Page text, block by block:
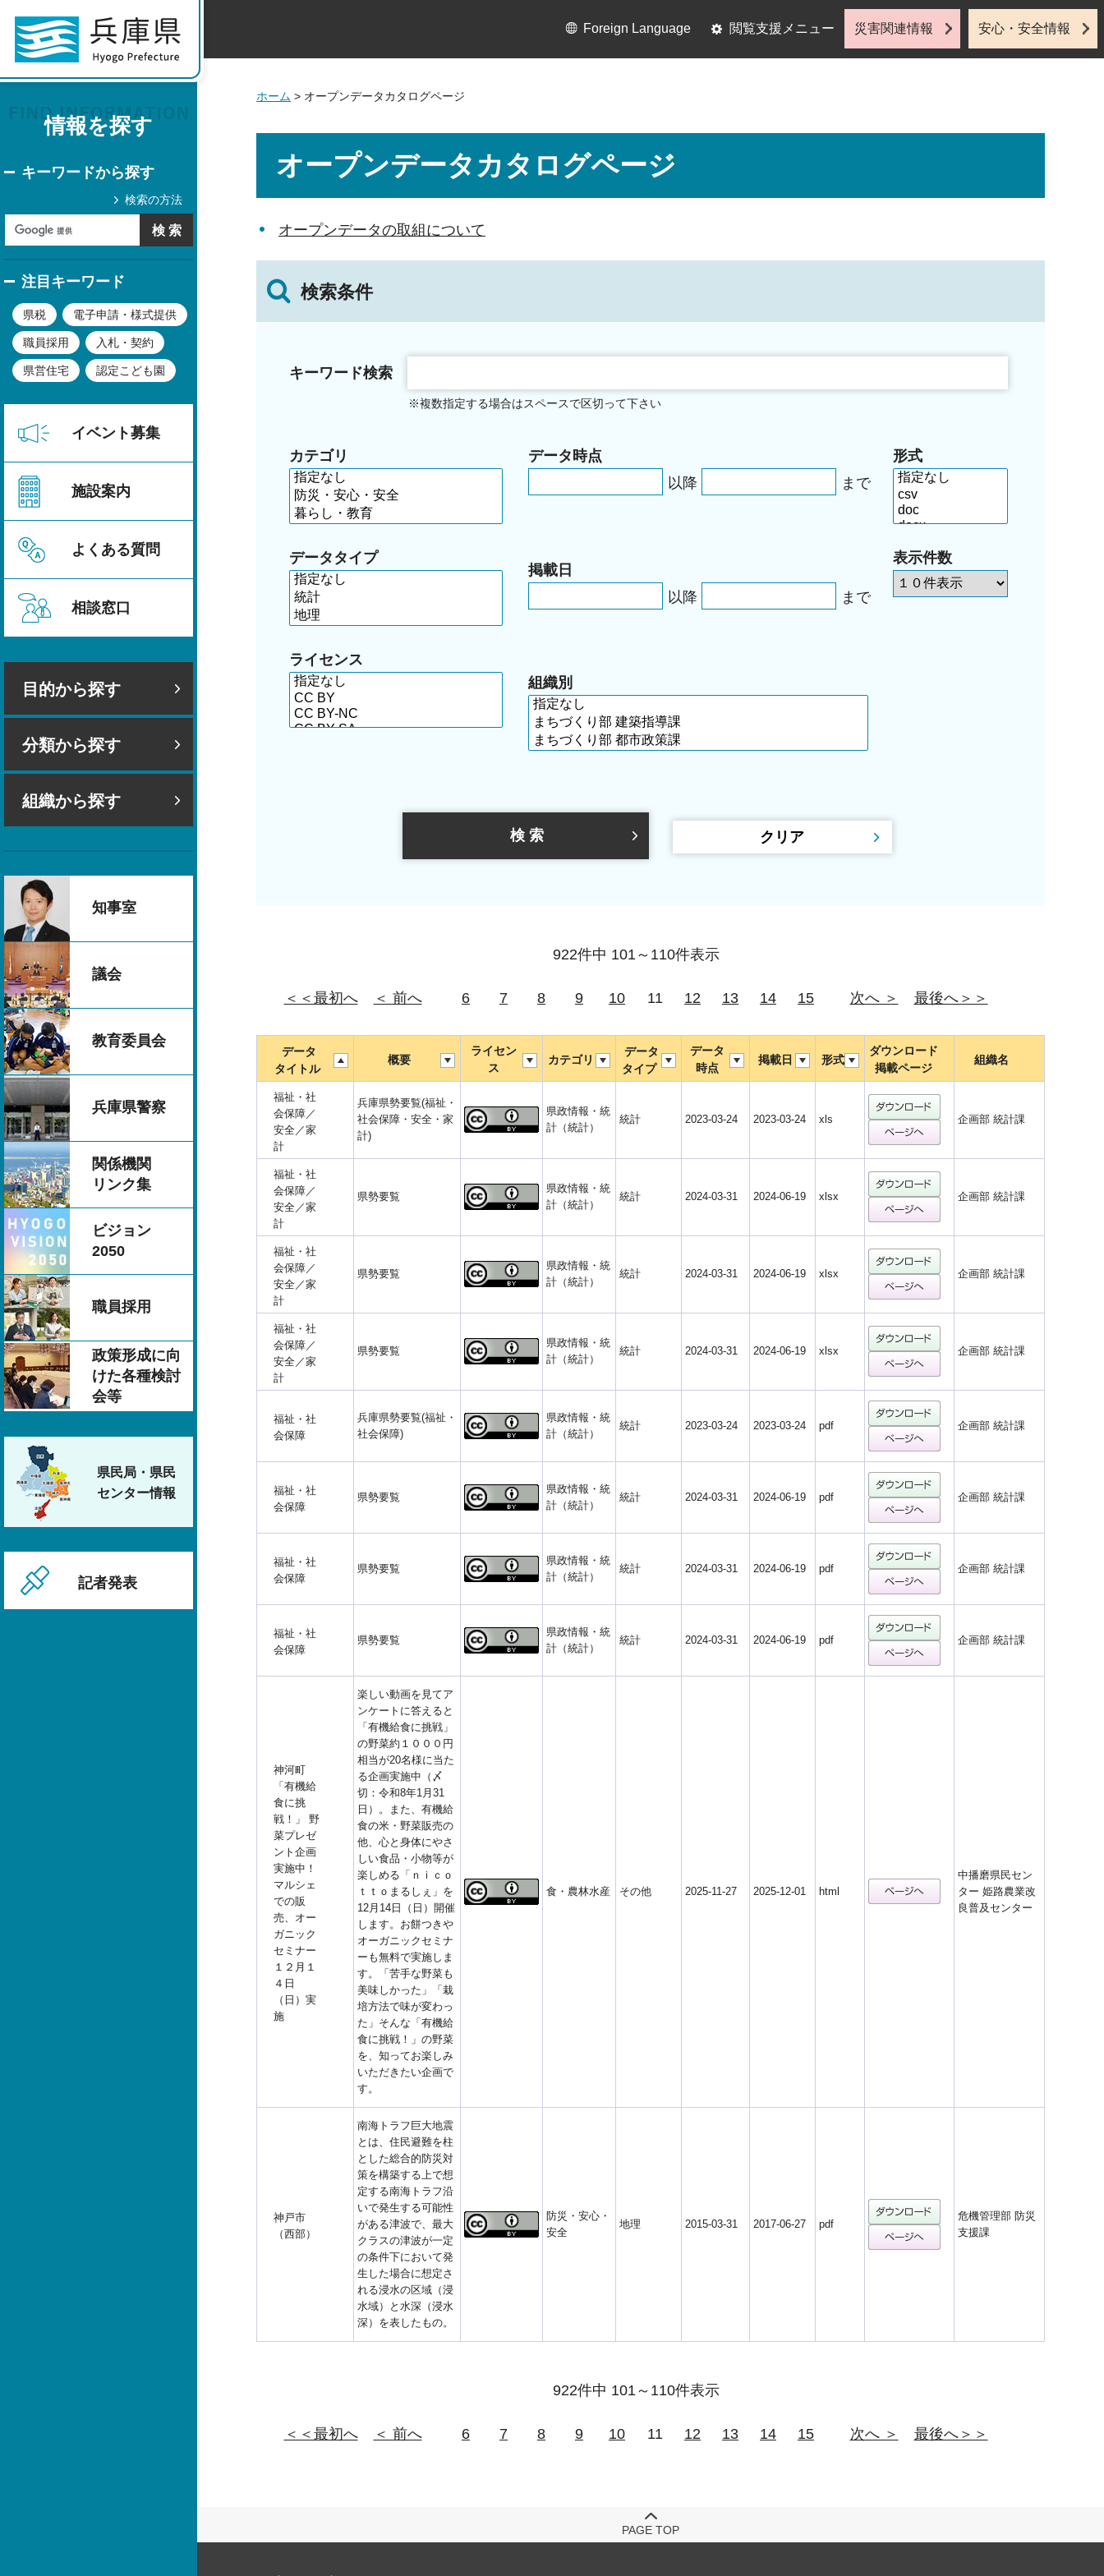
情報を探す
キーワードから探す
検索の方法
注目キーワード
県税 電子申請・様式提供
職員採用 入札・契約
県営住宅 認定こども園
イベント募集
施設案内
よくある質問
相談窓口
目的から探す
分類から探す
組織から探す
知事室
議会
教育委員会
兵庫県警察
関係機関
リンク集
ビジョン
2050
職員採用
政策形成に向
けた各種検討
会等
県民局・県民
センター情報
記者発表
Foreign Language 閲覧支援メニュー 災害関連情報 安心・安全情報
ホーム > オープンデータカタログページ
オープンデータカタログページ
オープンデータの取組について
検索条件
キーワード検索
※複数指定する場合はスペースで区切って下さい
カテゴリ
データタイプ
ライセンス
データ時点
以降
まで
掲載日
以降
まで
形式
表示件数
組織別
922件中 101～110件表示
＜＜最初へ ＜ 前へ 6 7 8 9 10 11 12 13 14 15 次へ ＞ 最後へ＞＞
データ
タイトル
概要
ライセン
ス
カテゴリ
データ
タイプ
データ
時点
掲載日 形式
ダウンロード
掲載ページ
組織名
福祉・社
会保障／
安全／家
計
兵庫県勢要覧(福祉・
社会保障・安全・家
計)
県政情報・統
計（統計）
統計 2023-03-24 2023-03-24 xls 企画部 統計課
福祉・社
会保障／
安全／家
計
県勢要覧
県政情報・統
計（統計）
統計 2024-03-31 2024-06-19 xlsx 企画部 統計課
福祉・社
会保障／
安全／家
計
県勢要覧
県政情報・統
計（統計）
統計 2024-03-31 2024-06-19 xlsx 企画部 統計課
福祉・社
会保障／
安全／家
計
県勢要覧
県政情報・統
計（統計）
統計 2024-03-31 2024-06-19 xlsx 企画部 統計課
福祉・社
会保障
兵庫県勢要覧(福祉・
社会保障)
県政情報・統
計（統計）
統計 2023-03-24 2023-03-24 pdf 企画部 統計課
福祉・社
会保障
県勢要覧
県政情報・統
計（統計）
統計 2024-03-31 2024-06-19 pdf 企画部 統計課
福祉・社
会保障
県勢要覧
県政情報・統
計（統計）
統計 2024-03-31 2024-06-19 pdf 企画部 統計課
福祉・社
会保障
県勢要覧
県政情報・統
計（統計）
統計 2024-03-31 2024-06-19 pdf 企画部 統計課
神河町
「有機給
食に挑
戦！」 野
菜プレゼ
ント企画
実施中！
マルシェ
での販
売、オー
ガニック
セミナー
１２月１
４日
（日）実
施
楽しい動画を見てア
ンケートに答えると
「有機給食に挑戦」
の野菜約１０００円
相当が20名様に当た
る企画実施中（〆
切：令和8年1月31
日）。また、有機給
食の米・野菜販売の
他、心と身体にやさ
しい食品・小物等が
楽しめる「ｎｉｃｏ
ｔｔｏまるしぇ」を
12月14日（日）開催
します。お餅つきや
オーガニックセミナ
ーも無料で実施しま
す。「苦手な野菜も
美味しかった」「栽
培方法で味が変わっ
た」そんな「有機給
食に挑戦！」の野菜
を、知ってお楽しみ
いただきたい企画で
す。
食・農林水産 その他 2025-11-27 2025-12-01 html
中播磨県民セン
ター 姫路農業改
良普及センター
神戸市
（西部）
南海トラフ巨大地震
とは、住民避難を柱
とした総合的防災対
策を構築する上で想
定する南海トラフ沿
いで発生する可能性
がある津波で、最大
クラスの津波が一定
の条件下において発
生した場合に想定さ
れる浸水の区域（浸
水域）と水深（浸水
深）を表したもの。
防災・安心・
安全
地理 2015-03-31 2017-06-27 pdf
危機管理部 防災
支援課
922件中 101～110件表示
＜＜最初へ ＜ 前へ 6 7 8 9 10 11 12 13 14 15 次へ ＞ 最後へ＞＞
PAGE TOP